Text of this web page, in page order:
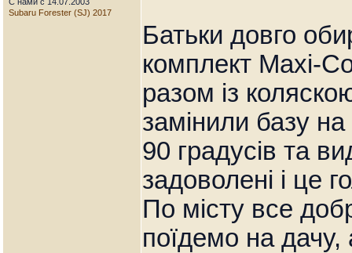
Subaru Forester (SJ) 2017
Батьки довго
комплект Maxi-
разом із
замінили базу
90 градусів та
задоволені і це
По місту все
поїдемо на